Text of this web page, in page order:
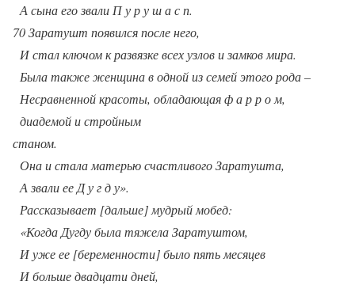
А сына его звали П у р у ш а с п.
70 Заратушт появился после него,
И стал ключом к развязке всех узлов и замков мира.
Была также женщина в одной из семей этого рода –
Несравненной красоты, обладающая ф а р р о м,
диадемой и стройным
станом.
Она и стала матерью счастливого Заратушта,
А звали ее Д у г д у».
Рассказывает [дальше] мудрый мобед:
«Когда Дугду была тяжела Заратуштом,
И уже ее [беременности] было пять месяцев
И больше двадцати дней,